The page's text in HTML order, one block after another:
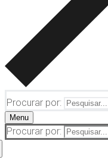
Procurar por:
Menu
Procurar por: